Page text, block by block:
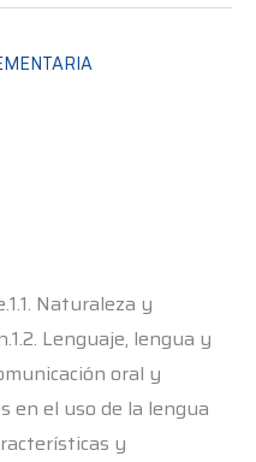
Naturaleza y
Lenguaje, lengua y
oral y
en el uso de la lengua
y